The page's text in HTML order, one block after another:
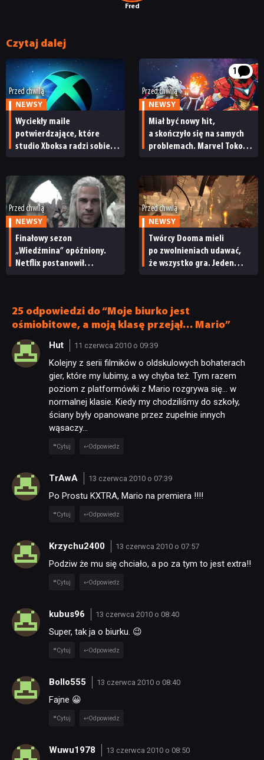
NEWSY
RECENZJE
PUBLICYSTYKA
KULTURA
Fred
Czytaj dalej
Przed chwilą
NEWSY
Wyciekły maile
potwierdzające, które
studio Xboksa radzi sobie
1
Przed chwilą
NEWSY
Miał być nowy hit,
a skończyło się na samych
problemach. Marvel Tokon:
Przed chwilą
NEWSY
Finałowy sezon
„Wiedźmina” opóźniony.
Netflix postanowił
Przed chwilą
NEWSY
Twórcy Dooma mieli
po zwolnieniach udawać,
że wszystko gra. Jeden
25 odpowiedzi do “Moje biurko jest
ośmiobitowe, a moją klasę przejął… Mario”
Hut 11 czerwca 2010 o 09:39
Kolejny z serii filmików o oldskulowych bohaterach
gier, które my lubimy, a wy chyba też. Tym razem
poziom z platformówki z Mario rozgrywa się… w
normalnej klasie. Kiedy my chodziliśmy do szkoły,
ściany były opanowane przez zupełnie innych
wąsaczy…
Cytuj Odpowiedz
TrAwA 13 czerwca 2010 o 07:39
Po Prostu KXTRA, Mario na premiera !!!!
Cytuj Odpowiedz
Krzychu2400 13 czerwca 2010 o 07:57
Podziw że mu się chciało, a po za tym to jest extra!!
Cytuj Odpowiedz
kubus96 13 czerwca 2010 o 08:40
Super, tak ja o biurku. 😉
Cytuj Odpowiedz
Bollo555 13 czerwca 2010 o 08:40
Fajne 😀
Cytuj Odpowiedz
Wuwu1978 13 czerwca 2010 o 08:50